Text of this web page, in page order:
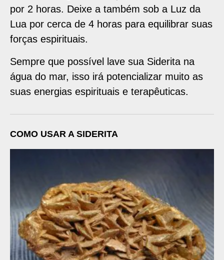
por 2 horas. Deixe a também sob a Luz da
Lua por cerca de 4 horas para equilibrar suas
forças espirituais.
Sempre que possível lave sua Siderita na
água do mar, isso irá potencializar muito as
suas energias espirituais e terapêuticas.
COMO USAR A SIDERITA